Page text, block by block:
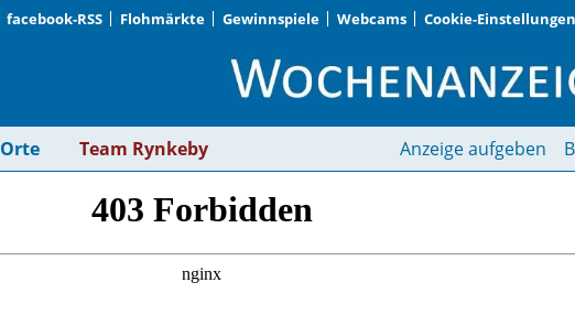
facebook-RSS Flohmärkte Gewinnspiele Webcams Cookie-Einstellungen
Immobilienmarkt der
Orte Team Rynkeby Anzeige aufgeben